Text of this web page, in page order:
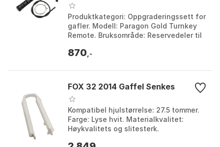
Produktkategori: Oppgraderingssett for
gafler. Modell: Paragon Gold Turnkey
Remote. Bruksområde: Reservedeler til
Fjernkontroll for j...
870 ,-
FOX 32 2014 Gaffel Senkes
Kompatibel hjulstørrelse: 27.5 tommer.
Farge: Lyse hvit. Materialkvalitet:
Høykvalitets og slitesterk.